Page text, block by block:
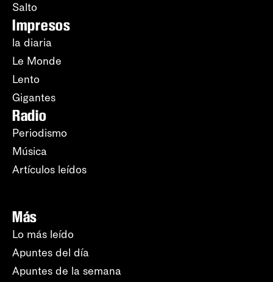
Salto
Impresos
la diaria
Le Monde
Lento
Gigantes
Radio
Periodismo
Música
Artículos leídos
Más
Lo más leído
Apuntes del día
Apuntes de la semana